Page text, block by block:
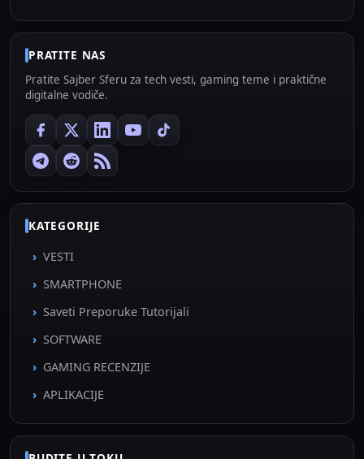
PRATITE NAS
Pratite Sajber Sferu za tech vesti, gaming teme i praktične
digitalne vodiče.
KATEGORIJE
VESTI
SMARTPHONE
Saveti Preporuke Tutorijali
SOFTWARE
GAMING RECENZIJE
APLIKACIJE